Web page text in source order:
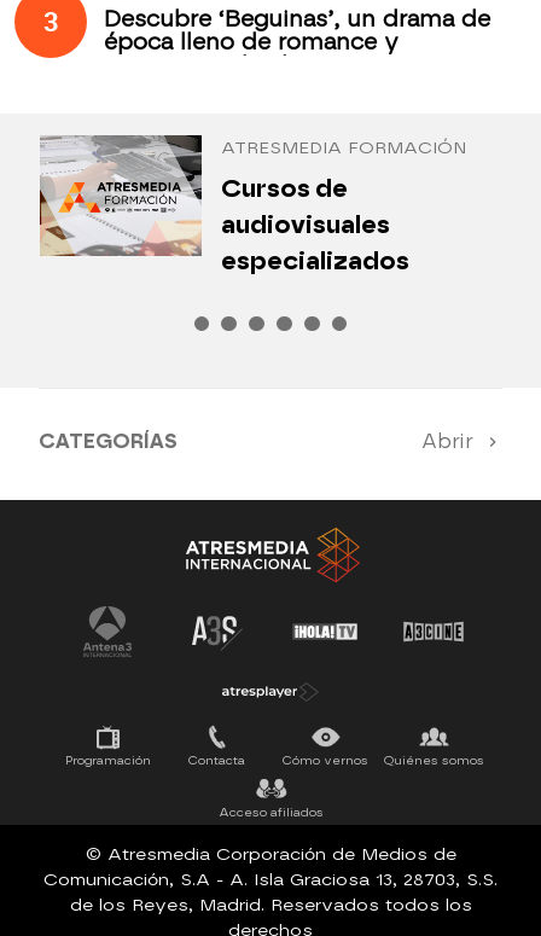
3
Descubre ‘Beguinas’, un drama de
época lleno de romance y
ATRESMEDIA FORMACIÓN
Cursos de
audiovisuales
especializados
CATEGORÍAS Abrir
Antena 3 Noticias El Hormiguero
Tu cara me suena Pasapalabra
Programación Contacta Cómo vernos Quiénes somos
Acceso afiliados
© Atresmedia Corporación de Medios de
Comunicación, S.A - A. Isla Graciosa 13, 28703, S.S.
de los Reyes, Madrid. Reservados todos los
derechos